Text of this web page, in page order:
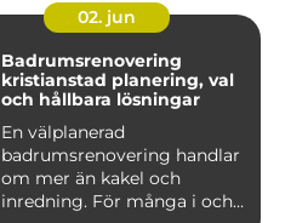
02. jun
Badrumsrenovering
kristianstad planering, val
och hållbara lösningar
En välplanerad
badrumsrenovering handlar
om mer än kakel och
inredning. För många i och